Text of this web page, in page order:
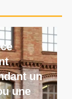
un
une